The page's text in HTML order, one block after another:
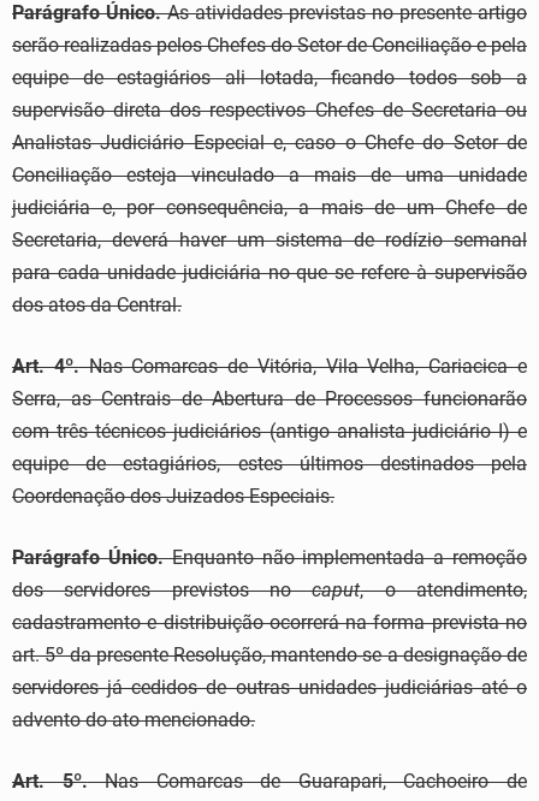
Parágrafo Único.As atividades previstas no presente artigo
serão realizadas pelos Chefes do Setor de Conciliação e pela
equipe de estagiários ali lotada, ficando todos sob a
supervisão direta dos respectivos Chefes de Secretaria ou
Analistas Judiciário Especial e, caso o Chefe do Setor de
Conciliação esteja vinculado a mais de uma unidade
judiciária e, por consequência, a mais de um Chefe de
Secretaria, deverá haver um sistema de rodízio semanal
para cada unidade judiciária no que se refere à supervisão
dos atos da Central.
Art. 4º.Nas Comarcas de Vitória, Vila Velha, Cariacica e
Serra, as Centrais de Abertura de Processos funcionarão
com três técnicos judiciários (antigo analista judiciário I) e
equipe de estagiários, estes últimos destinados pela
Coordenação dos Juizados Especiais.
Parágrafo Único.Enquanto não implementada a remoção
dos servidores previstos nocaput, o atendimento,
cadastramento e distribuição ocorrerá na forma prevista no
art. 5º da presente Resolução, mantendo-se a designação de
servidores já cedidos de outras unidades judiciárias até o
advento do ato mencionado.
Art. 5º.Nas Comarcas de Guarapari, Cachoeiro de